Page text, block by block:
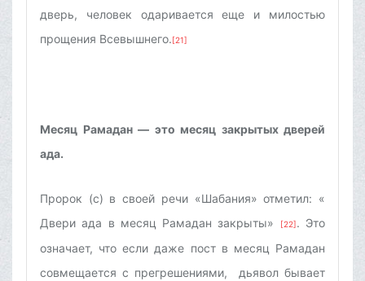
дверь, человек одаривается еще и милостью
прощения Всевышнего.[21]
Месяц Рамадан — это месяц закрытых дверей
ада.
Пророк (с) в своей речи «Шабания» отметил: «
Двери ада в месяц Рамадан закрыты»
[22]. Это
означает, что если даже пост в месяц Рамадан
совмещается с прегрешениями, дьявол бывает